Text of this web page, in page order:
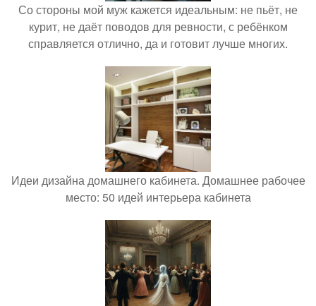
Со стороны мой муж кажется идеальным: не пьёт, не
курит, не даёт поводов для ревности, с ребёнком
справляется отлично, да и готовит лучше многих.
Идеи дизайна домашнего кабинета. Домашнее рабочее
место: 50 идей интерьера кабинета